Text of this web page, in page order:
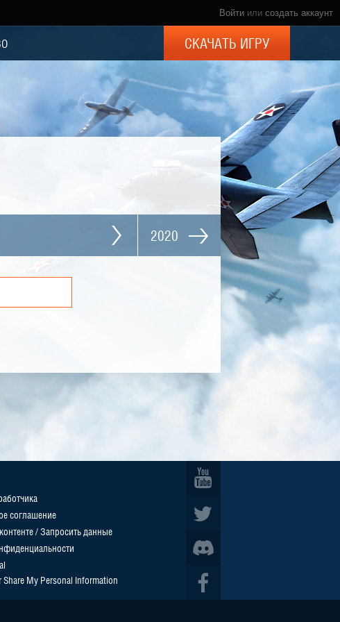
Войти или создать аккаунт
СКАЧАТЬ ИГРУ
2020
соглашение
/ Запросить данные
Share My Personal Information